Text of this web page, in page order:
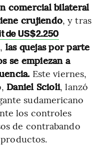
comercial bilateral
crujiendo, y tras
de US$2.250
, las quejas por parte
se empiezan a
Este viernes,
Daniel Scioli, lanzó
sudamericano
los controles
de contrabando